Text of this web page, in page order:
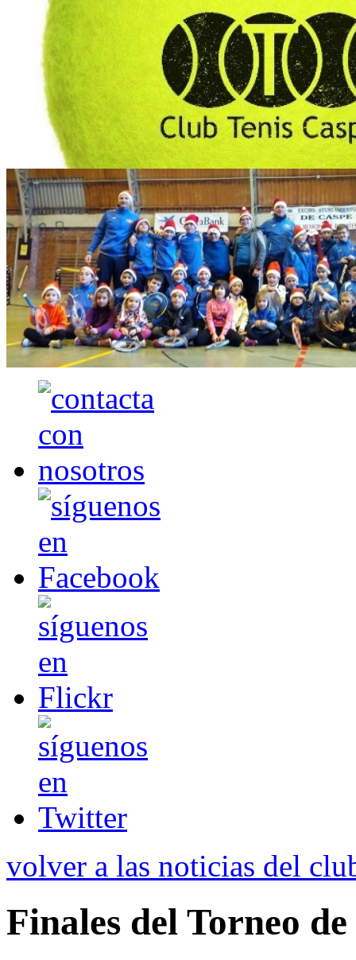
volver a las noticias del
Finales del Torneo